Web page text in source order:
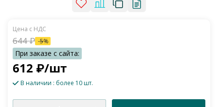
612 ₽/шт
644₽ -5%
В наличии : более 10 шт.